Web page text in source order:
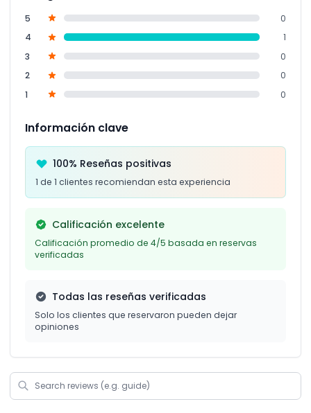
5
0
4
1
3
0
2
0
1
0
Información clave
100% Reseñas positivas
1 de 1 clientes recomiendan esta experiencia
Calificación excelente
Calificación promedio de 4/5 basada en reservas
verificadas
Todas las reseñas verificadas
Solo los clientes que reservaron pueden dejar
opiniones